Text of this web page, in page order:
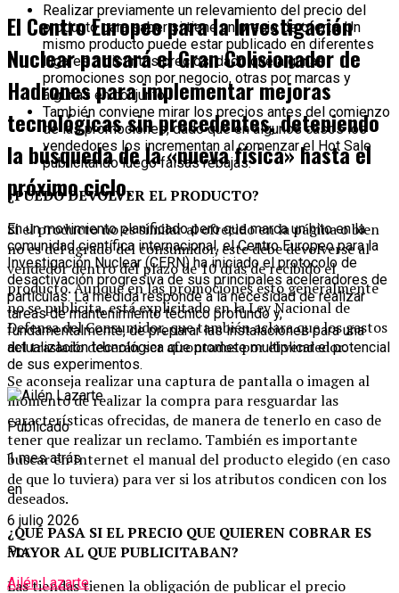
Realizar previamente un relevamiento del precio del
producto para saber si tiene un precio de oferta. Un
mismo producto puede estar publicado en diferentes
lugares a distintos precios, dado que algunas
promociones son por negocio, otras por marcas y
algunas en conjunto.
También conviene mirar los precios antes del comienzo
de las promociones, dado que en algunos casos los
vendedores los incrementan al comenzar el Hot Sale
publicitando luego falsas rebajas.
¿PUEDO DEVOLVER EL PRODUCTO?
Si el producto no es similar al ofrecido en la página o bien
no es del agrado del consumidor, este debe devolverse al
vendedor dentro del plazo de 10 días de recibido el
producto. Aunque en las promociones esto generalmente
no se publicita, está explicitado en la Ley Nacional de
Defensa del Consumidor, que también aclara que los gastos
del traslado deberán ser afrontados por el vendedor.
Se aconseja realizar una captura de pantalla o imagen al
momento de realizar la compra para resguardar las
características ofrecidas, de manera de tenerlo en caso de
tener que realizar un reclamo. También es importante
buscar en Internet el manual del producto elegido (en caso
de que lo tuviera) para ver si los atributos condicen con los
deseados.
¿QUÉ PASA SI EL PRECIO QUE QUIEREN COBRAR ES
MAYOR AL QUE PUBLICITABAN?
Las tiendas tienen la obligación de publicar el precio
El Centro Europeo para la Investigación
Nuclear pausará el Gran Colisionador de
Hadrones para implementar mejoras
tecnológicas sin precedentes, deteniendo
la búsqueda de la «nueva física» hasta el
próximo ciclo.
En un movimiento planificado pero que marca un hito en la
comunidad científica internacional, el Centro Europeo para la
Investigación Nuclear (CERN) ha iniciado el protocolo de
desactivación progresiva de sus principales aceleradores de
partículas. La medida responde a la necesidad de realizar
tareas de mantenimiento técnico profundo y,
fundamentalmente, de preparar las instalaciones para una
actualización tecnológica que promete multiplicar el potencial
de sus experimentos.
Publicado
1 mes atrás
en
6 julio 2026
Por
Ailén Lazarte